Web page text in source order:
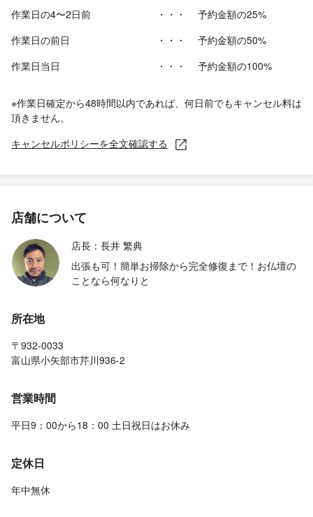
作業日の4〜2日前
・・・
予約金額の25%
作業日の前日
・・・
予約金額の50%
作業日当日
・・・ 予約金額の100%
※作業日確定から48時間以内であれば、何日前でもキャンセル料は
頂きません。
キャンセルポリシーを全文確認する
店舗について
店長：長井 繁典
出張も可！簡単お掃除から完全修復まで！お仏壇の
ことなら何なりと
所在地
〒932-0033
富山県小矢部市芹川936-2
営業時間
平日9：00から18：00 土日祝日はお休み
定休日
年中無休